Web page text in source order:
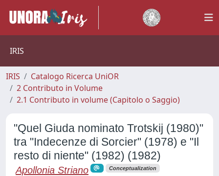
IRIS
IRIS
Catalogo Ricerca UniOR
2 Contributo in Volume
2.1 Contributo in volume (Capitolo o Saggio)
"Quel Giuda nominato Trotskij (1980)"
tra "Indecenze di Sorcier" (1978) e "Il
resto di niente" (1982) (1982)
Apollonia Striano Conceptualization